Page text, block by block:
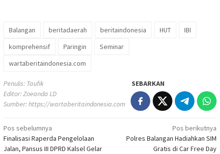
Balangan beritadaerah beritaindonesia HUT
IBI
komprehensif
Paringin
Seminar
wartaberitaindonesia.com
Penulis: Taufik
Editor: Zoeanda LD
Sumber:https://wartaberitaindonesia.com
SEBARKAN
Navigasi
pos
Pos sebelumnya
Finalisasi Raperda Pengelolaan
Jalan, Pansus III DPRD Kalsel Gelar
Pos berikutnya
Polres Balangan Hadiahkan SIM
Gratis di Car Free Day